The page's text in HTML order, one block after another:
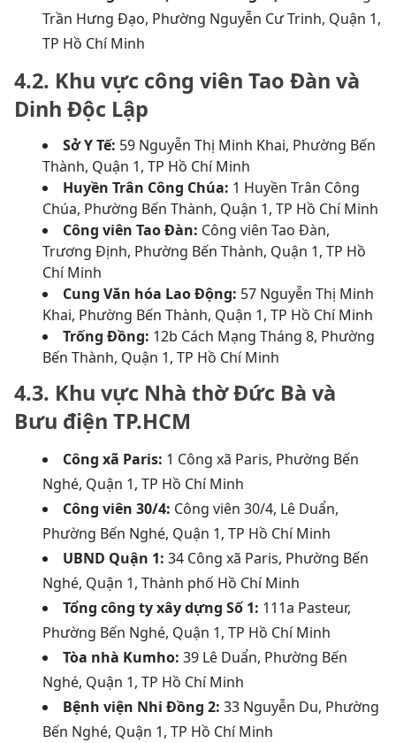
Trần Hưng Đạo, Phường Nguyễn Cư Trinh, Quận 1,
TP Hồ Chí Minh
4.2. Khu vực công viên Tao Đàn và
Dinh Độc Lập
Sở Y Tế: 59 Nguyễn Thị Minh Khai, Phường Bến
Thành, Quận 1, TP Hồ Chí Minh
Huyền Trân Công Chúa: 1 Huyền Trân Công
Chúa, Phường Bến Thành, Quận 1, TP Hồ Chí Minh
Công viên Tao Đàn: Công viên Tao Đàn,
Trương Định, Phường Bến Thành, Quận 1, TP Hồ
Chí Minh
Cung Văn hóa Lao Động: 57 Nguyễn Thị Minh
Khai, Phường Bến Thành, Quận 1, TP Hồ Chí Minh
Trống Đồng: 12b Cách Mạng Tháng 8, Phường
Bến Thành, Quận 1, TP Hồ Chí Minh
4.3. Khu vực Nhà thờ Đức Bà và
Bưu điện TP.HCM
Công xã Paris: 1 Công xã Paris, Phường Bến
Nghé, Quận 1, TP Hồ Chí Minh
Công viên 30/4: Công viên 30/4, Lê Duẩn,
Phường Bến Nghé, Quận 1, TP Hồ Chí Minh
UBND Quận 1: 34 Công xã Paris, Phường Bến
Nghé, Quận 1, Thành phố Hồ Chí Minh
Tổng công ty xây dựng Số 1: 111a Pasteur,
Phường Bến Nghé, Quận 1, TP Hồ Chí Minh
Tòa nhà Kumho: 39 Lê Duẩn, Phường Bến
Nghé, Quận 1, TP Hồ Chí Minh
Bệnh viện Nhi Đồng 2: 33 Nguyễn Du, Phường
Bến Nghé, Quận 1, TP Hồ Chí Minh